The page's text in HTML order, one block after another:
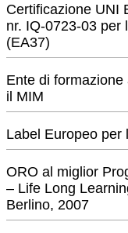
Certificazione UNI
nr. IQ-0723-03 per
(EA37)
Ente di
il MIM
Label Europeo per
ORO al miglior
– Life Long
Berlino, 2007